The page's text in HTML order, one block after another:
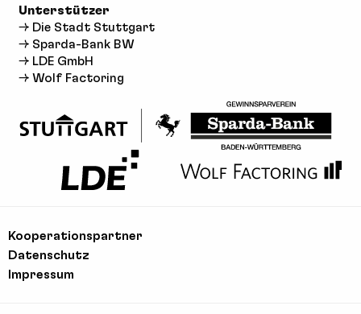
Unterstützer
→ Die Stadt Stuttgart
→ Sparda-Bank BW
→ LDE GmbH
→ Wolf Factoring
Kooperationspartner
Datenschutz
Impressum